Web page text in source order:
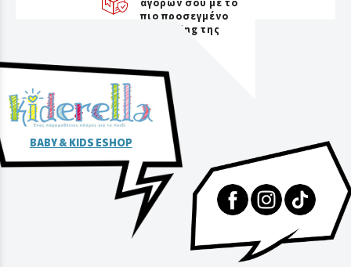
πιο προσεγμένο
packaging της
BABY & KIDS ESHOP